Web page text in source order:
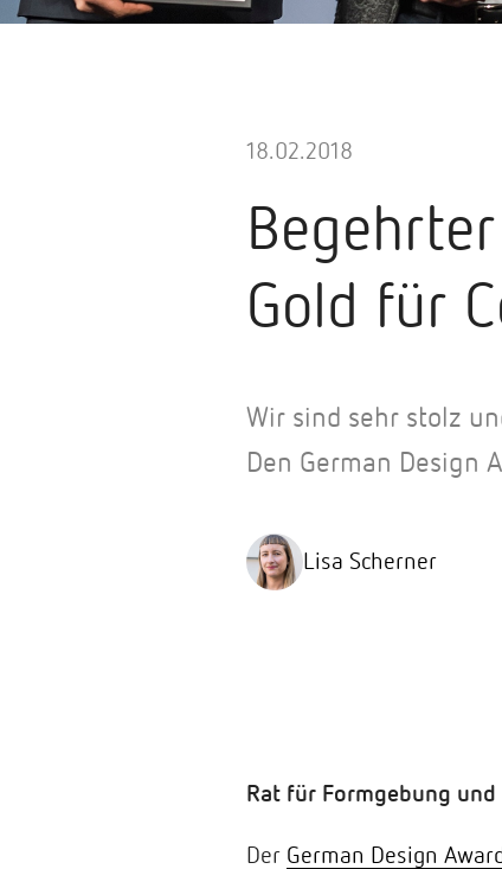
18.02.2018
Gold für
Wir sind sehr stolz
Den German Design
Lisa Scherner
Rat für Formgebung und
Der German Design